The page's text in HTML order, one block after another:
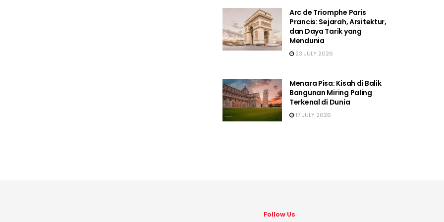
Arc de Triomphe Paris
Prancis: Sejarah, Arsitektur,
dan Daya Tarik yang
Mendunia
23 JULY 2026
Menara Pisa: Kisah di Balik
Bangunan Miring Paling
Terkenal di Dunia
17 JULY 2026
Follow Us